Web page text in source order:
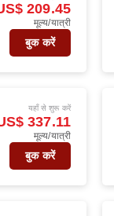
209.45
मूल्य/यात्री
बुक करें
यहाँ से शुरू करें
337.11
मूल्य/यात्री
बुक करें